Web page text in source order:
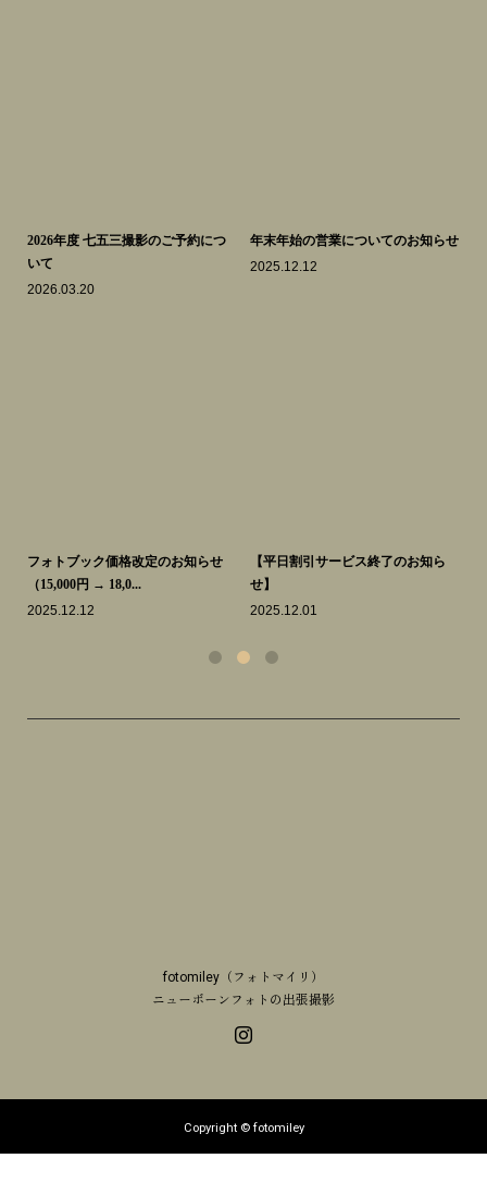
中山寺の七五三参りは、祈祷予約を
忘れずに。
2025.09.03
2025年度、七五三参り撮影の受付を
開始いたします。
【サービスリニューアルのお知ら
せ】2025年5月現在
2025.05.11
桜とニューボーンフォト。
2025.04.19
fotomiley（フォトマイリ）
ニューボーンフォトの出張撮影
Copyright © fotomiley